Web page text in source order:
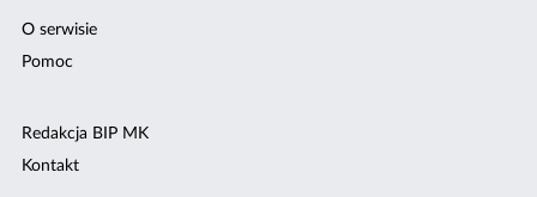
O serwisie
Pomoc
Redakcja BIP MK
Kontakt